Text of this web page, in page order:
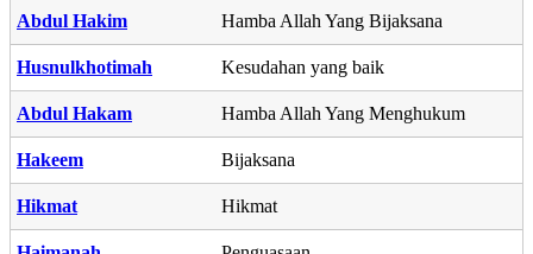
Abdul Hakim Hamba Allah Yang Bijaksana
Husnulkhotimah Kesudahan yang baik
Abdul Hakam Hamba Allah Yang Menghukum
Hakeem Bijaksana
Hikmat Hikmat